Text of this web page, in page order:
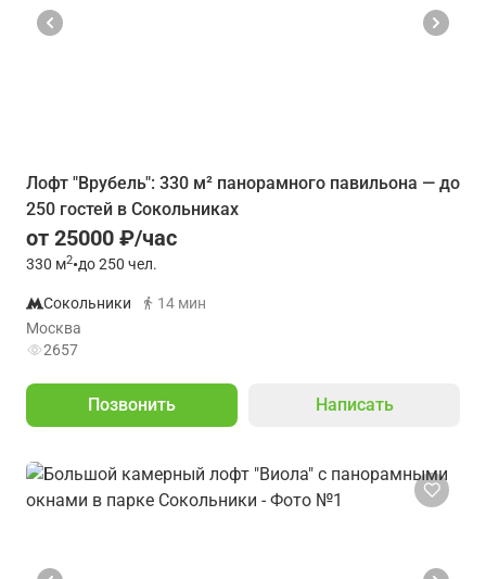
Лофт "Врубель": 330 м² панорамного павильона — до
250 гостей в Сокольниках
от 25000 ₽/час
330 м2•до 250 чел.
Сокольники
14 мин
Москва
2657
Позвонить Написать